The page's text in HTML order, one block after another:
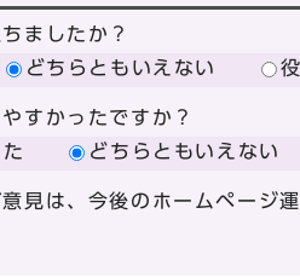
ましたか？
どちらともいえない
すかったですか？
どちらともいえない
見は、今後のホームページ